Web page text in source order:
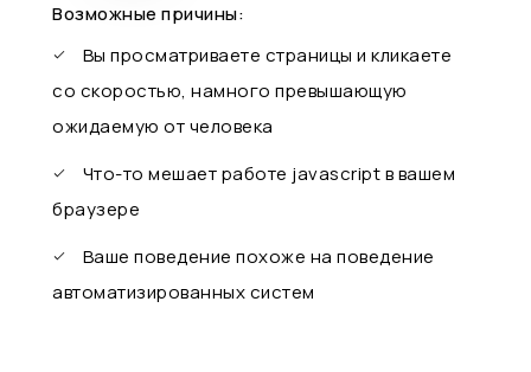
Возможные причины:
Вы просматриваете страницы и кликаете
со скоростью, намного превышающую
ожидаемую от человека
Что-то мешает работе javascript в вашем
браузере
Ваше поведение похоже на поведение
автоматизированных систем